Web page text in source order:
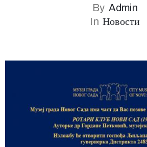
By Admin
In Новости